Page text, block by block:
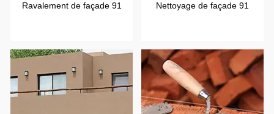
Ravalement de façade 91 Nettoyage de façade 91